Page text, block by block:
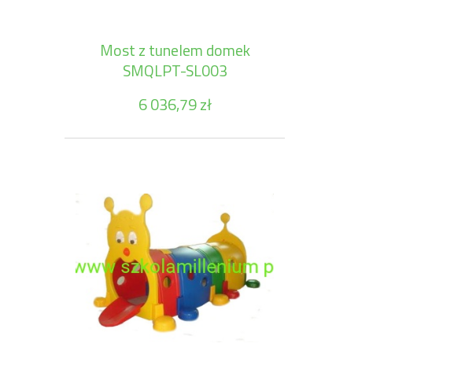
Most z tunelem domek
SMQLPT-SL003
6 036,79 zł